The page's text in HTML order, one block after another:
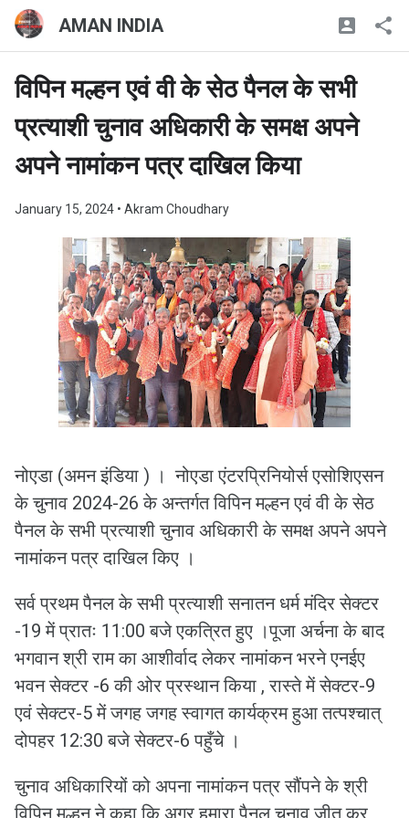
AMAN INDIA
विपिन मल्हन एवं वी के सेठ पैनल के सभी
प्रत्याशी चुनाव अधिकारी के समक्ष अपने
अपने नामांकन पत्र दाखिल किया
January 15, 2024 • Akram Choudhary
नोएडा (अमन इंडिया ) । नोएडा एंटरप्रिनियोर्स एसोशिएसन
के चुनाव 2024-26 के अन्तर्गत विपिन मल्हन एवं वी के सेठ
पैनल के सभी प्रत्याशी चुनाव अधिकारी के समक्ष अपने अपने
नामांकन पत्र दाखिल किए ।
सर्व प्रथम पैनल के सभी प्रत्याशी सनातन धर्म मंदिर सेक्टर
-19 में प्रातः 11:00 बजे एकत्रित हुए ।पूजा अर्चना के बाद
भगवान श्री राम का आशीर्वाद लेकर नामांकन भरने एनईए
भवन सेक्टर -6 की ओर प्रस्थान किया , रास्ते में सेक्टर-9
एवं सेक्टर-5 में जगह जगह स्वागत कार्यक्रम हुआ तत्पश्चात्
दोपहर 12:30 बजे सेक्टर-6 पहुँचे ।
चुनाव अधिकारियों को अपना नामांकन पत्र सौंपने के श्री
विपिन मल्हन ने कहा कि अगर हमारा पैनल चुनाव जीत कर